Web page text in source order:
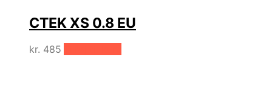
CTEK XS 0.8 EU
kr. 485